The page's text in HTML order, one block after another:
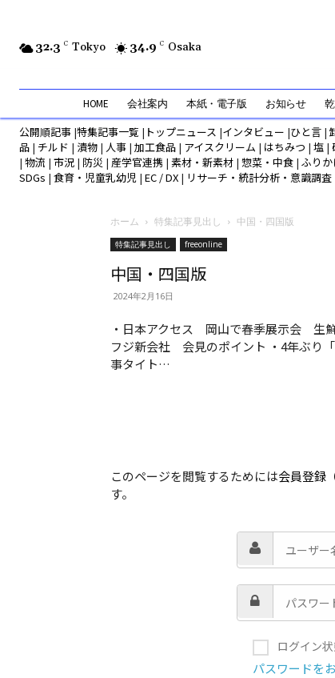
32.3 C Tokyo 34.9 C Osaka
HOME 会社案内 本紙・電子版 お知らせ
公開順記事 |特集記事一覧 | トップニュース |インタビュー |ひと言 |
品 | チルド | 漬物 | 人事 | 加工食品 | アイスクリーム | はちみつ | 塩 |
| 物流 | 市況 | 防災 | 産学官連携 | 素材・新素材 | 惣菜・中食 | ふりか
SDGs | 食育・児童乳幼児 | EC / DX | リサーチ・統計分析・意識調査
ホーム 特集記事見出し 中国・四国版
特集記事見出し freeonline
中国・四国版
2024年2月16日
・日本アクセス 岡山で春季展示会 生
フジ新会社 会見のポイント ・4年ぶり
事タイト…
このページを閲覧するためには会員登録
す。
ログイン
パスワードを